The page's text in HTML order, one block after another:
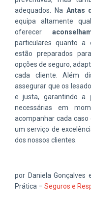
adequados. Na Antas
equipa altamente
oferecer
particulares quanto a
estão preparados
opções de seguro,
cada cliente. Além
assegurar que os
e justa, garantindo a
necessárias em
acompanhar cada caso
um serviço de
dos nossos clientes.
por Daniela Gonçalves
Prática – Seguros e